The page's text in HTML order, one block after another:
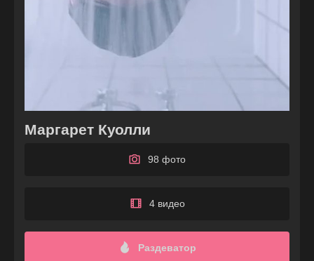
Маргарет Куолли
98 фото
4 видео
Раздеватор